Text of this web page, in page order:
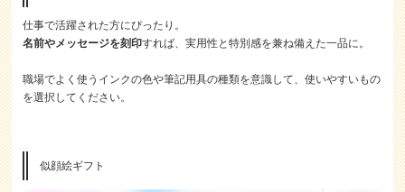
仕事で活躍された方にぴったり。
名前やメッセージを刻印すれば、実用性と特別感を兼ね備えた一品に。
職場でよく使うインクの色や筆記用具の種類を意識して、使いやすいもの
を選択してください。
似顔絵ギフト